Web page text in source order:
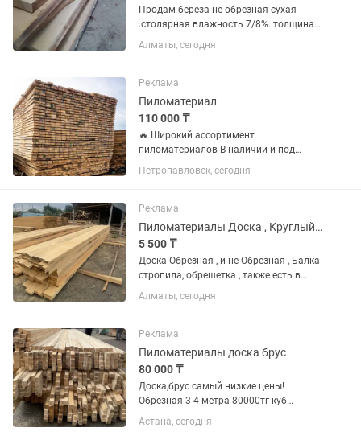
Продам береза не обрезная сухая
.столярная влажность 7/8%..толщина
50мм .для столярных работ.в наличии
Алматы, сегодня
Реклама
Пиломатериал
110 000 ₸
🔥 Широкий ассортимент
пиломатериалов В наличии и под
заказ — подберём нужный размер под
любые задачи 👌 🚚 Организуем
материал отлично подходит для: —
строительства...
Петропавловск, сегодня
Реклама
Пиломатериалы Доска , Круглый лес
5 500 ₸
Доска Обрезная , и не Обрезная , Балка
стропила, обрешетка , также есть в
наличии Кругляк
Алматы, сегодня
Реклама
Пиломатериалы доска брус
80 000 ₸
Доска,брус самый низкие цены!
Обрезная 3-4 метра 80000тг куб
Обрезная 6метр от 90000 до тг куб.
Звоните все размеры есть,цена
Астана, сегодня